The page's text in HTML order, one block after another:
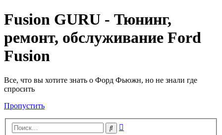
Fusion GURU - Тюнинг,
ремонт, обслуживание Ford
Fusion
Все, что вы хотите знать о Форд Фьюжн, но не знали где
спросить
Пропустить
Поиск